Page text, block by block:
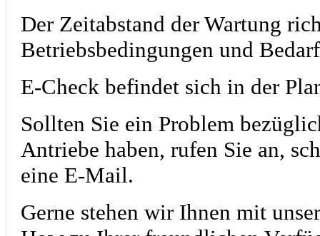
Der Zeitabstand der Wartung
Betriebsbedingungen und
E-Check befindet sich in der
Sollten Sie ein Problem
Antriebe haben, rufen Sie an,
eine E-Mail.
Gerne stehen wir Ihnen mit